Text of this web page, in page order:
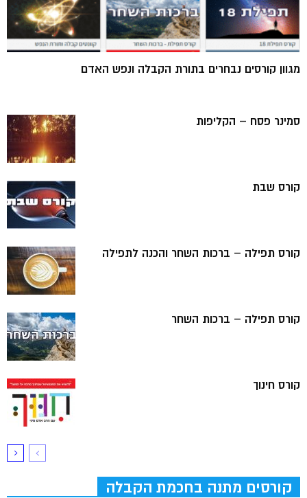
מגוון קורסים נבחרים בתורת הקבלה ונפש האדם
סמינר פסח – הקליפות
קורס שבת
קורס תפילה – ברכות השחר והכנה לתפילה
קורס תפילה – ברכות השחר
קורס חינוך
קורסים מתנה בחכמת הקבלה